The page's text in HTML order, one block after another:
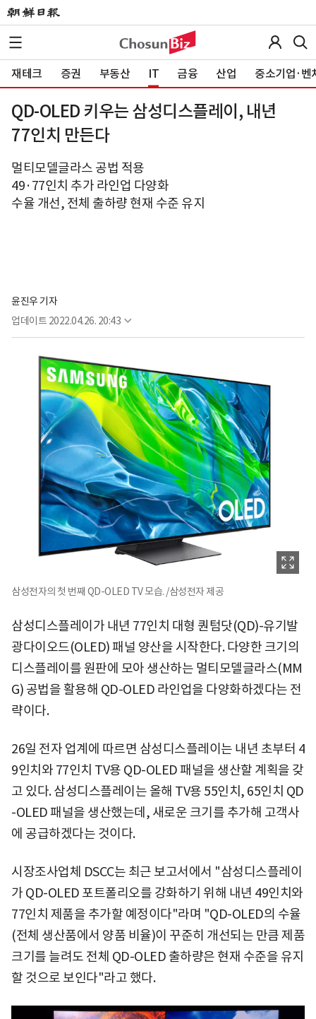
재테크 증권 부동산 IT 금융 산업 중소기업·벤
QD-OLED 키우는 삼성디스플레이, 내년
77인치 만든다
멀티모델글라스 공법 적용
49·77인치 추가 라인업 다양화
수율 개선, 전체 출하량 현재 수준 유지
윤진우 기자
업데이트 2022.04.26. 20:43
삼성전자의 첫 번째 QD-OLED TV 모습. /삼성전자 제공
삼성디스플레이가 내년 77인치 대형 퀀텀닷(QD)-유기발
광다이오드(OLED) 패널 양산을 시작한다. 다양한 크기의
디스플레이를 원판에 모아 생산하는 멀티모델글라스(MM
G) 공법을 활용해 QD-OLED 라인업을 다양화하겠다는 전
략이다.
26일 전자 업계에 따르면 삼성디스플레이는 내년 초부터 4
9인치와 77인치 TV용 QD-OLED 패널을 생산할 계획을 갖
고 있다. 삼성디스플레이는 올해 TV용 55인치, 65인치 QD
-OLED 패널을 생산했는데, 새로운 크기를 추가해 고객사
에 공급하겠다는 것이다.
시장조사업체 DSCC는 최근 보고서에서 "삼성디스플레이
가 QD-OLED 포트폴리오를 강화하기 위해 내년 49인치와
77인치 제품을 추가할 예정이다"라며 "QD-OLED의 수율
(전체 생산품에서 양품 비율)이 꾸준히 개선되는 만큼 제품
크기를 늘려도 전체 QD-OLED 출하량은 현재 수준을 유지
할 것으로 보인다"라고 했다.